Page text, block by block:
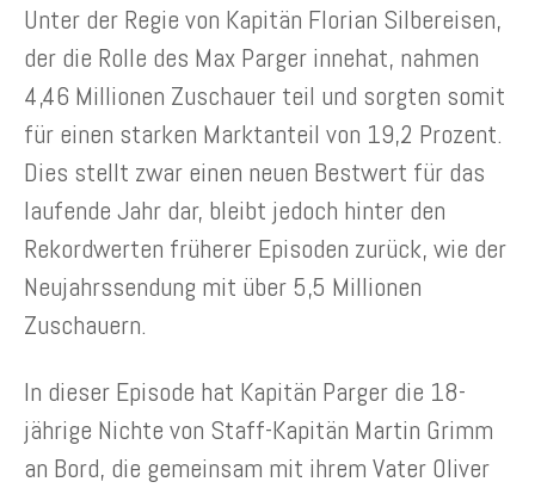
Unter der Regie von Kapitän Florian Silbereisen,
der die Rolle des Max Parger innehat, nahmen
4,46 Millionen Zuschauer teil und sorgten somit
für einen starken Marktanteil von 19,2 Prozent.
Dies stellt zwar einen neuen Bestwert für das
laufende Jahr dar, bleibt jedoch hinter den
Rekordwerten früherer Episoden zurück, wie der
Neujahrssendung mit über 5,5 Millionen
Zuschauern.
In dieser Episode hat Kapitän Parger die 18-
jährige Nichte von Staff-Kapitän Martin Grimm
an Bord, die gemeinsam mit ihrem Vater Oliver